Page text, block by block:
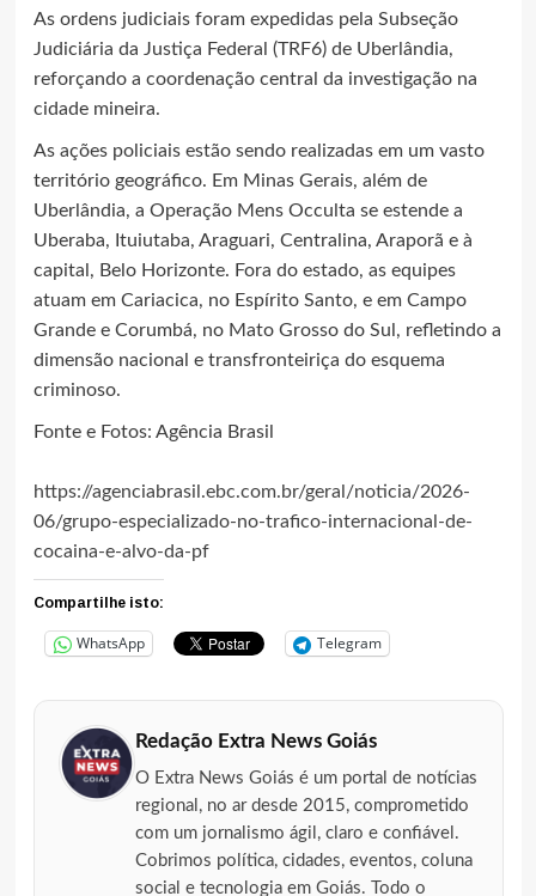
As ordens judiciais foram expedidas pela Subseção
Judiciária da Justiça Federal (TRF6) de Uberlândia,
reforçando a coordenação central da investigação na
cidade mineira.
As ações policiais estão sendo realizadas em um vasto
território geográfico. Em Minas Gerais, além de
Uberlândia, a Operação Mens Occulta se estende a
Uberaba, Ituiutaba, Araguari, Centralina, Araporã e à
capital, Belo Horizonte. Fora do estado, as equipes
atuam em Cariacica, no Espírito Santo, e em Campo
Grande e Corumbá, no Mato Grosso do Sul, refletindo a
dimensão nacional e transfronteiriça do esquema
criminoso.
Fonte e Fotos: Agência Brasil
https://agenciabrasil.ebc.com.br/geral/noticia/2026-
06/grupo-especializado-no-trafico-internacional-de-
cocaina-e-alvo-da-pf
Compartilhe isto:
WhatsApp Telegram
Redação Extra News Goiás
O Extra News Goiás é um portal de notícias
regional, no ar desde 2015, comprometido
com um jornalismo ágil, claro e confiável.
Cobrimos política, cidades, eventos, coluna
social e tecnologia em Goiás. Todo o